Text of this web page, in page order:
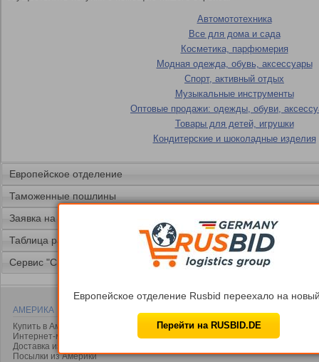
Автомототехника
Все для дома и сада
Косметика, парфюмерия
Модная одежда, обувь, аксессуары
Спорт, активный отдых
Музыкальные инструменты
Оптовые продажи: одежды, обуви,
Товары для детей, игрушки
Кондитерские и шоколадные изделия
Европейское отделение
Таможенные пошлины
Заявка на доставку
Таблица размеров
Сервис "Снайпер"
АМЕРИКА
Купить в Америке
Интернет-магазины США
Доставка из Америки
Посылки из Америки
Европейское отделение Rusbid переехало на
Перейти на RUSBID.DE